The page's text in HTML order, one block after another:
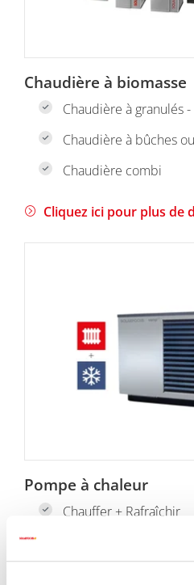
Chaudière à biomasse
Chaudière à granulés
Chaudière à bûches
Chaudière combi
Cliquez ici pour plus de
Pompe à chaleur
Chauffer + Rafraîchir